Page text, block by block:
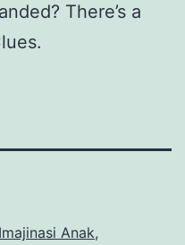
There’s a
Imajinasi Anak,